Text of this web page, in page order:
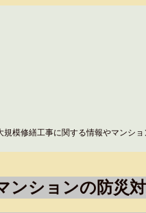
模修繕工事に関する情報やマン
ンションの防災